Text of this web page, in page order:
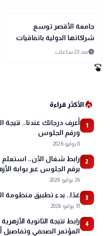
school
مدارس وجامعات
جامعة الأقصر توسع
شراكاتها الدولية باتفاقيات
أكاديمية مع نيجيريا وتركيا
scheduleمنذ 23 ساعات
swipe
local_fire_departmentالأكثر قراءة
1
ورقم الجلوس
8 يوليو 2026
2
برقم الجلوس عبر بوابة
26 يوليو 2026
3 غدًا.. بدء تطبيق منظومة
31 يوليو 2026
4
المؤتمر الصحفي وتفاصيل